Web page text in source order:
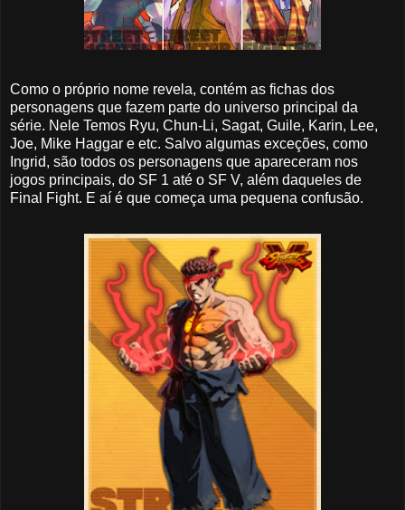
Como o próprio nome revela, contém as fichas dos
personagens que fazem parte do universo principal da
série. Nele Temos Ryu, Chun-Li, Sagat, Guile, Karin, Lee,
Joe, Mike Haggar e etc. Salvo algumas exceções, como
Ingrid, são todos os personagens que apareceram nos
jogos principais, do SF 1 até o SF V, além daqueles de
Final Fight. E aí é que começa uma pequena confusão.